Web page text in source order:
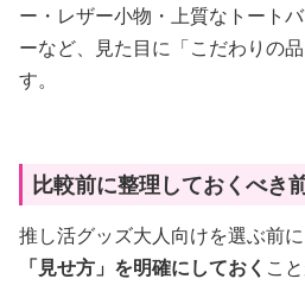
ー・レザー小物・上質なトート
ーなど、見た目に「こだわりの
す。
比較前に整理しておくべき
推し活グッズ大人向けを選ぶ前に
「見せ方」を明確にしておく こ